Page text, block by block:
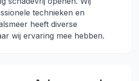
technieken en
heeft diverse
wij ervaring mee hebben.